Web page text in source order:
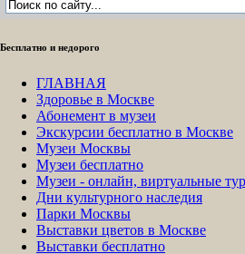
Бесплатно и недорого
ГЛАВНАЯ
Здоровье в Москве
Абонемент в музеи
Экскурсии бесплатно в Москве
Музеи Москвы
Музеи бесплатно
Музеи - онлайн, виртуальные
Дни культурного наследия
Парки Москвы
Выставки цветов в Москве
Выставки бесплатно